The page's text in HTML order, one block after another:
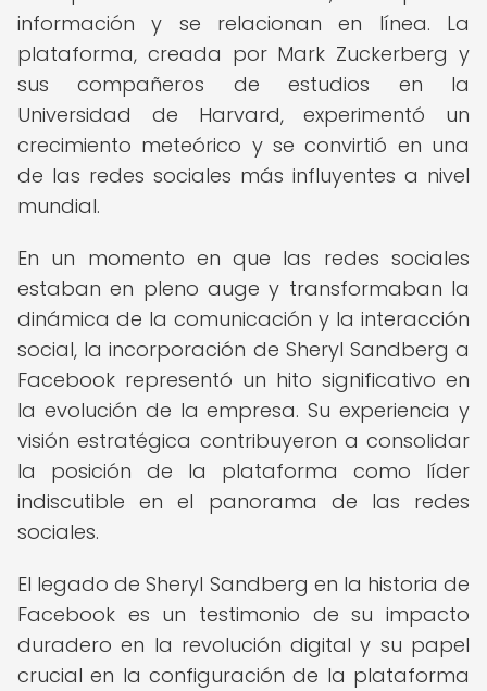
información y se relacionan en línea. La
plataforma, creada por Mark Zuckerberg y
sus compañeros de estudios en la
Universidad de Harvard, experimentó un
crecimiento meteórico y se convirtió en una
de las redes sociales más influyentes a nivel
mundial.
En un momento en que las redes sociales
estaban en pleno auge y transformaban la
dinámica de la comunicación y la interacción
social, la incorporación de Sheryl Sandberg a
Facebook representó un hito significativo en
la evolución de la empresa. Su experiencia y
visión estratégica contribuyeron a consolidar
la posición de la plataforma como líder
indiscutible en el panorama de las redes
sociales.
El legado de Sheryl Sandberg en la historia de
Facebook es un testimonio de su impacto
duradero en la revolución digital y su papel
crucial en la configuración de la plataforma